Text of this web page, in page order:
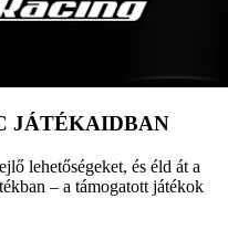
JÁTÉKAIDBAN
lehetőségeket, és éld át a
– a támogatott játékok